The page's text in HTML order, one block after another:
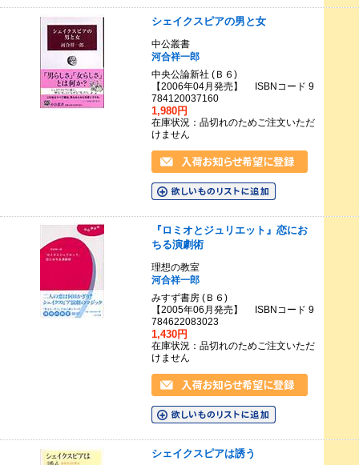
シェイクスピアの男と女
中公叢書
河合祥一郎
中央公論新社 (Ｂ６)
【2006年04月発売】 ISBNコード 9
784120037160
1,980円
在庫状況：品切れのためご注文いただ
けません
『ロミオとジュリエット』恋にお
ちる演劇術
理想の教室
河合祥一郎
みすず書房 (Ｂ６)
【2005年06月発売】 ISBNコード 9
784622083023
1,430円
在庫状況：品切れのためご注文いただ
けません
シェイクスピアは誘う